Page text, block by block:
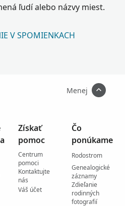
ľudí alebo názvy miest.
V SPOMIENKACH
Menej
Získať
pomoc
Centrum
pomoci
Kontaktujte
nás
Váš účet
Čo
ponúkame
Rodostrom
Genealogické
záznamy
Zdieľanie
rodinných
fotografií